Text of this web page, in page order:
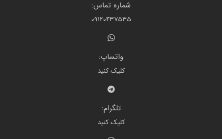
شماره تماس:
09120437535
واتساپ:
کلیک کنید
تلگرام:
کلیک کنید